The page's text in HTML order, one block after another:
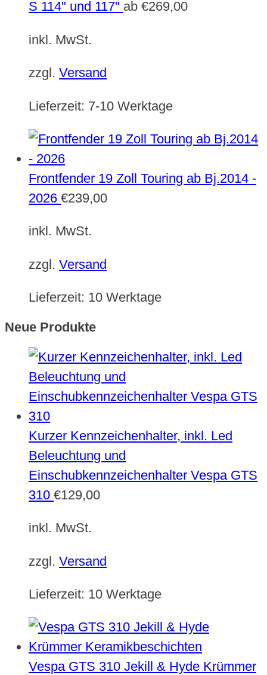
S 114" und 117" ab €269,00
inkl. MwSt.
zzgl. Versand
Lieferzeit: 7-10 Werktage
Frontfender 19 Zoll Touring ab Bj.2014 -
2026 €239,00
inkl. MwSt.
zzgl. Versand
Lieferzeit: 10 Werktage
Neue Produkte
Kurzer Kennzeichenhalter, inkl. Led
Beleuchtung und
Einschubkennzeichenhalter Vespa GTS
310 €129,00
inkl. MwSt.
zzgl. Versand
Lieferzeit: 10 Werktage
Vespa GTS 310 Jekill & Hyde Krümmer